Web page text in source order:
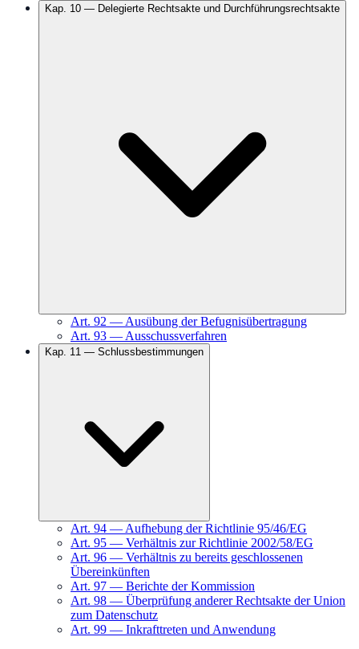
Kap. 10 — Delegierte Rechtsakte und Durchführungsrechtsakte
Art. 92 — Ausübung der Befugnisübertragung
Art. 93 — Ausschussverfahren
Kap. 11 — Schlussbestimmungen
Art. 94 — Aufhebung der Richtlinie 95/46/EG
Art. 95 — Verhältnis zur Richtlinie 2002/58/EG
Art. 96 — Verhältnis zu bereits geschlossenen
Übereinkünften
Art. 97 — Berichte der Kommission
Art. 98 — Überprüfung anderer Rechtsakte der Union
zum Datenschutz
Art. 99 — Inkrafttreten und Anwendung